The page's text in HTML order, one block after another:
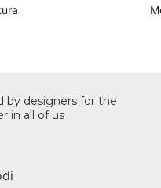
by designers for the
in all of us